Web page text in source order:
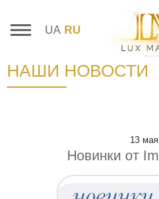
UA RU
НАШИ НОВОСТИ
13
Новинки от